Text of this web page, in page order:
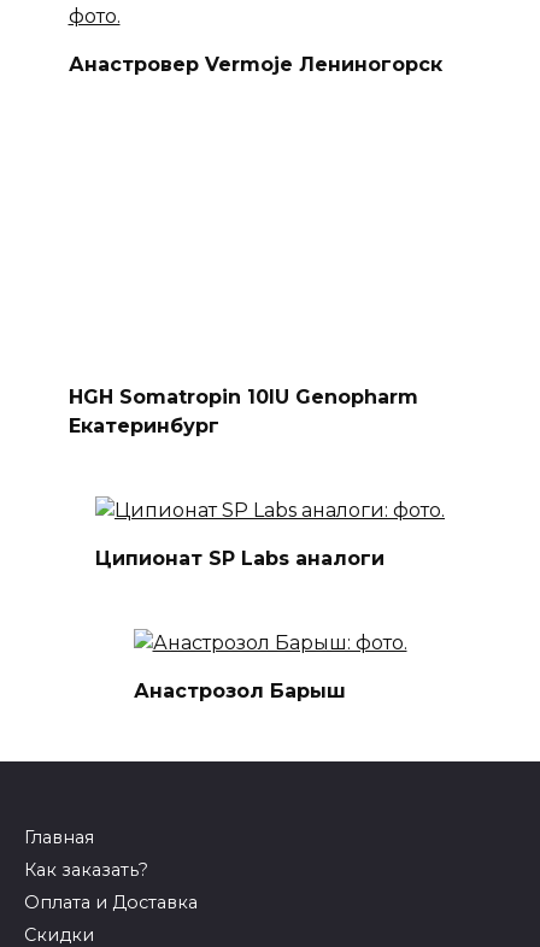
Анастровер Vermoje Лениногорск
HGH Somatropin 10IU Genopharm
Екатеринбург
Ципионат SP Labs аналоги
Анастрозол Барыш
Главная
Как заказать?
Оплата и Доставка
Скидки